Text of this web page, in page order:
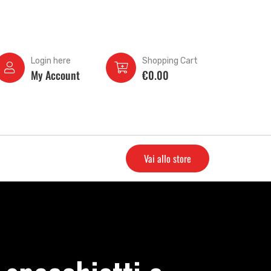
Login here
My Account
Shopping Cart
€0.00
Vai allo store